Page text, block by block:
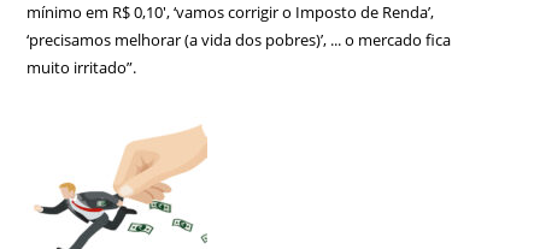
mínimo em R$ 0,10′, ‘vamos corrigir o Imposto de Renda’,
‘precisamos melhorar (a vida dos pobres)’, ... o mercado fica
muito irritado”.